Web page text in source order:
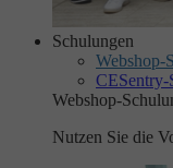
Schulungen
Webshop-
CESentry-
Webshop-
Nutzen Sie die